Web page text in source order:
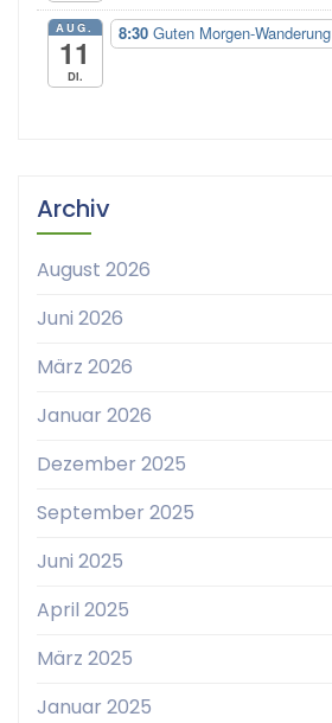
AUG.
11
Di.
8:30 Guten Morgen-Wanderung
Archiv
August 2026
Juni 2026
März 2026
Januar 2026
Dezember 2025
September 2025
Juni 2025
April 2025
März 2025
Januar 2025